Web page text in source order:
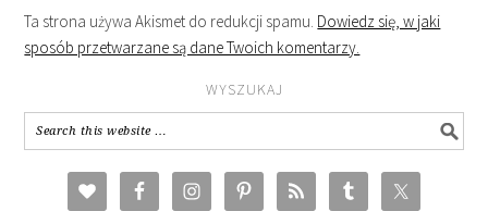
Ta strona używa Akismet do redukcji spamu. Dowiedz się, w jaki
sposób przetwarzane są dane Twoich komentarzy.
WYSZUKAJ